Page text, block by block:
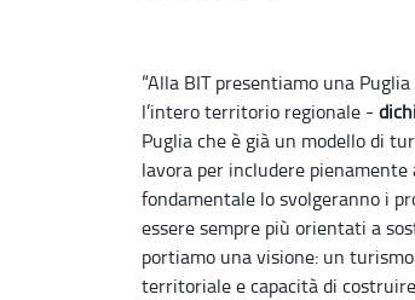
“Alla BIT presentiamo una
l’intero territorio regionale -
Puglia che è già un modello di
lavora per includere
fondamentale lo svolgeranno i
essere sempre più orientati a
portiamo una visione: un
territoriale e capacità di